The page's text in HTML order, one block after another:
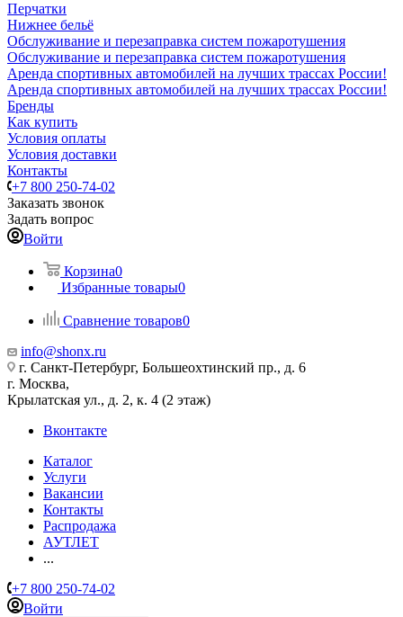
Перчатки
Нижнее бельё
Обслуживание и перезаправка систем пожаротушения
Обслуживание и перезаправка систем пожаротушения
Аренда спортивных автомобилей на лучших трассах России!
Аренда спортивных автомобилей на лучших трассах России!
Бренды
Как купить
Условия оплаты
Условия доставки
Контакты
+7 800 250-74-02
Заказать звонок
Задать вопрос
Войти
Корзина0
Избранные товары0
Сравнение товаров0
info@shonx.ru
г. Санкт-Петербург, Большеохтинский пр., д. 6
г. Москва,
Крылатская ул., д. 2, к. 4 (2 этаж)
Вконтакте
Каталог
Услуги
Вакансии
Контакты
Распродажа
АУТЛЕТ
...
+7 800 250-74-02
Войти